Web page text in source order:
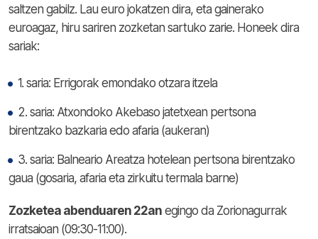
saltzen gabilz. Lau euro jokatzen dira, eta gainerako
euroagaz, hiru sariren zozketan sartuko zarie. Honeek dira
sariak:
1. saria: Errigorak emondako otzara itzela
2. saria: Atxondoko Akebaso jatetxean pertsona
birentzako bazkaria edo afaria (aukeran)
3. saria: Balneario Areatza hotelean pertsona birentzako
gaua (gosaria, afaria eta zirkuitu termala barne)
Zozketea abenduaren 22an egingo da Zorionagurrak
irratsaioan (09:30-11:00).